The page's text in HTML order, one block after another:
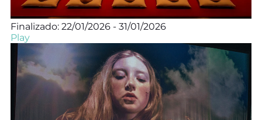
Finalizado: 22/01/2026 - 31/01/2026
Play